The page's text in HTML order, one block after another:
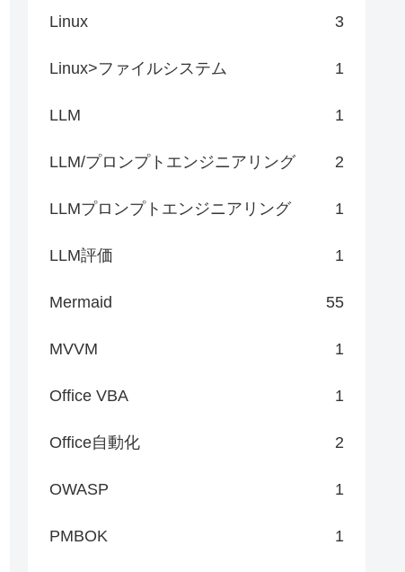
Linux 3
Linux>ファイルシステム 1
LLM 1
LLM/プロンプトエンジニアリング 2
LLMプロンプトエンジニアリング 1
LLM評価 1
Mermaid 55
MVVM 1
Office VBA 1
Office自動化 2
OWASP 1
PMBOK 1